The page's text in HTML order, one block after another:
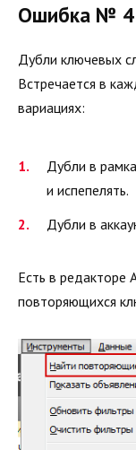
Ошибка № 4
Дубли ключевых
Встречается в
вариациях:
Дубли в
и испепелять.
Дубли в
Есть в редакторе
повторяющихся